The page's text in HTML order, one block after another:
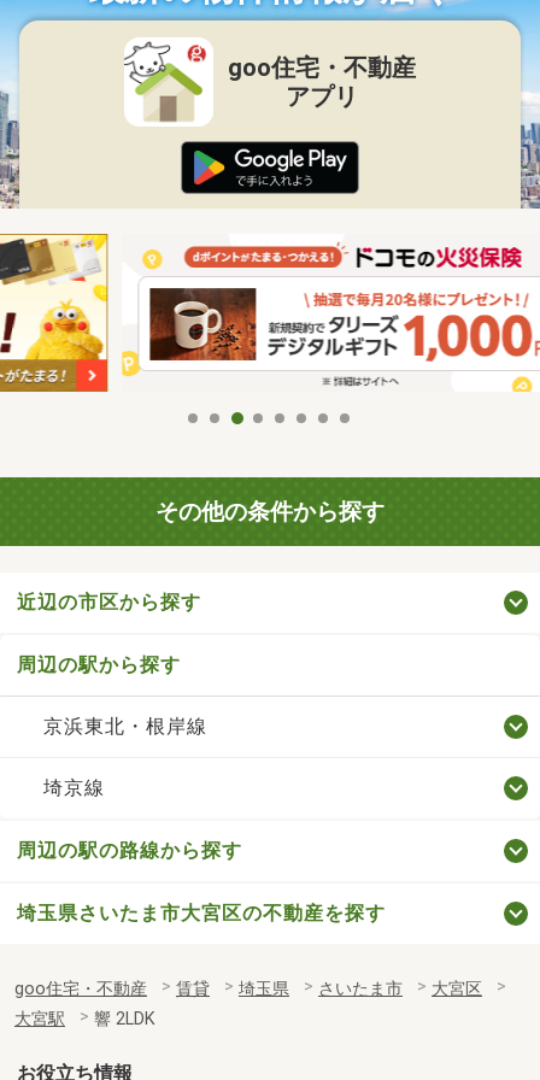
goo住宅・不動産
アプリ
その他の条件から探す
近辺の市区から探す
周辺の駅から探す
京浜東北・根岸線
埼京線
周辺の駅の路線から探す
埼玉県さいたま市大宮区の不動産を探す
goo住宅・不動産 賃貸 埼玉県 さいたま市
大宮区
大宮駅
響 2LDK
お役立ち情報